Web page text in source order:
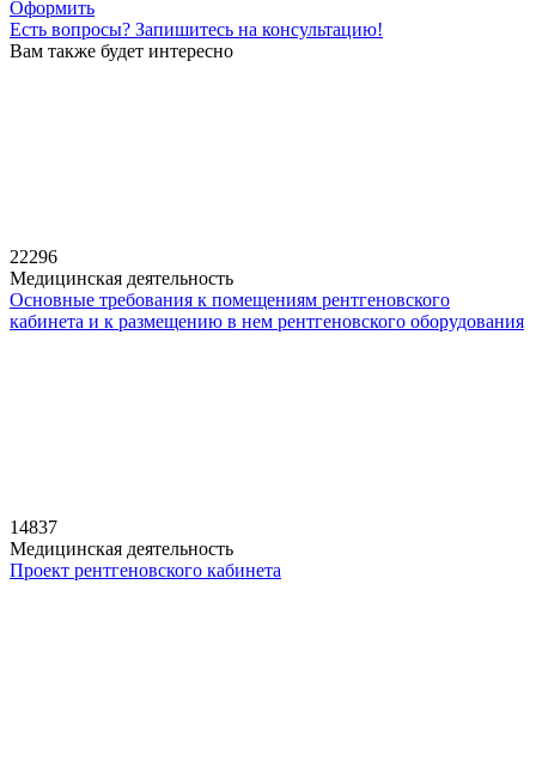
Оформить
Есть вопросы? Запишитесь на консультацию!
Вам также будет интересно
22296
Медицинская деятельность
Основные требования к помещениям рентгеновского
кабинета и к размещению в нем рентгеновского оборудования
14837
Медицинская деятельность
Проект рентгеновского кабинета